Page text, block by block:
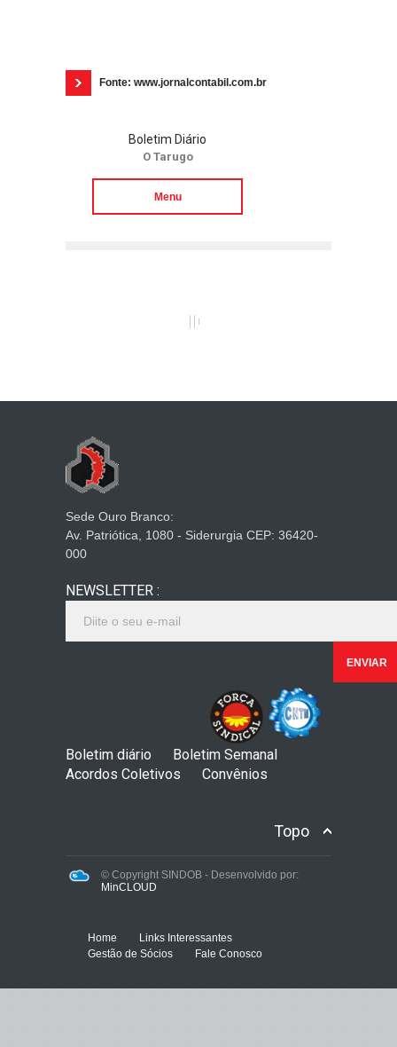
Fonte: www.jornalcontabil.com.br
Boletim Diário
O Tarugo
Menu
Sede Ouro Branco:
Av. Patriótica, 1080 - Siderurgia CEP: 36420-
000
NEWSLETTER :
Boletim diário
Boletim Semanal
Acordos Coletivos
Convênios
Topo
© Copyright SINDOB - Desenvolvido por:
MinCLOUD
Home
Links Interessantes
Gestão de Sócios
Fale Conosco